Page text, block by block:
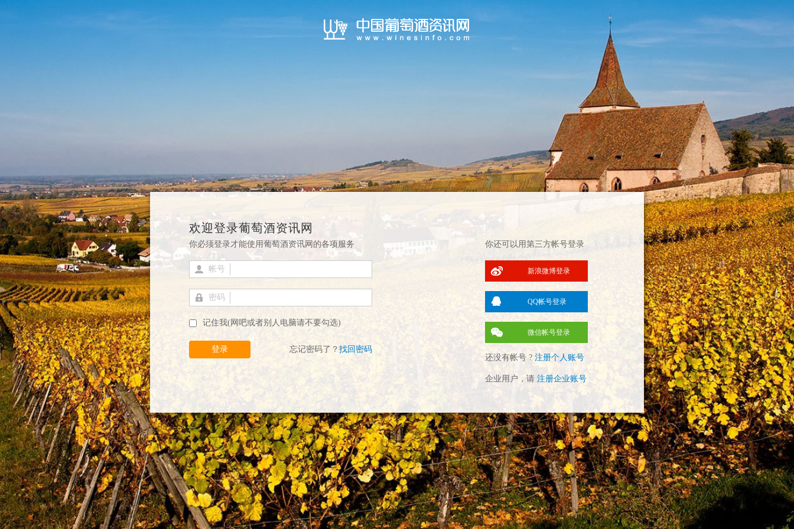
欢迎登录葡萄酒资讯网
你必须登录才能使用葡萄酒资讯网的各项服务
帐号
密码
记住我(网吧或者别人电脑请不要勾选)
登录 忘记密码了？ 找回密码
你还可以用第三方帐号登录
新浪微博登录
QQ帐号登录
微信帐号登录
还没有帐号 ? 注册个人账号
企业用户，请 注册企业账号